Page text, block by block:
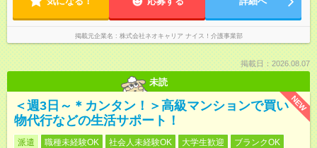
掲載元企業名 株式会社ネオキャリア ナイス！介護事業部
掲載日：2026.08.07
未読
NEW
＜週3日～＊カンタン！＞高級マンションで買い
物代行などの生活サポート！
派遣 職種未経験OK 社会人未経験OK 大学生歓迎
ブランクOK